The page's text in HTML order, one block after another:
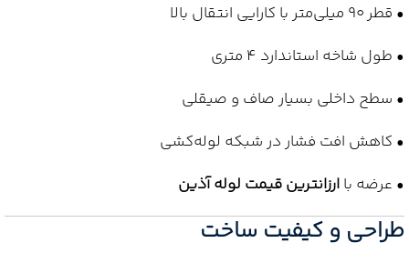
• قطر 90 میلی‌متر با کارایی انتقال بالا
• طول شاخه استاندارد 4 متری
• سطح داخلی بسیار صاف و صیقلی
• کاهش افت فشار در شبکه لوله‌کشی
• عرضه باارزانترین قیمت لوله آذین
طراحی و کیفیت ساخت